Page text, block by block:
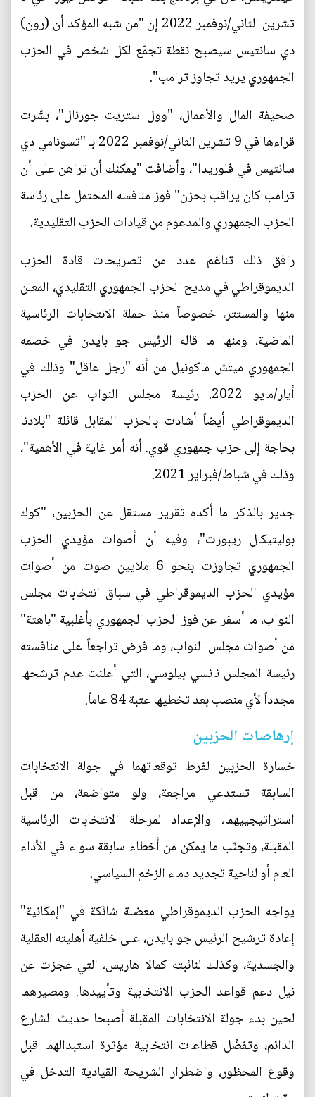
تشرين الثاني/نوفمبر 2022 إن "من شبه المؤكد أن (رون)
دي سانتيس سيصبح نقطة تجمّع لكل شخص في الحزب
الجمهوري يريد تجاوز ترامب".
صحيفة المال والأعمال، "وول ستريت جورنال"، بشّرت
قراءها في 9 تشرين الثاني/نوفمبر 2022 بـ "تسونامي دي
سانتيس في فلوريدا"، وأضافت "يمكنك أن تراهن على أن
ترامب كان يراقب بحزن" فوز منافسه المحتمل على رئاسة
الحزب الجمهوري والمدعوم من قيادات الحزب التقليدية.
رافق ذلك تناغم عدد من تصريحات قادة الحزب
الديموقراطي في مديح الحزب الجمهوري التقليدي، المعلن
منها والمستتر، خصوصاً منذ حملة الانتخابات الرئاسية
الماضية، ومنها ما قاله الرئيس جو بايدن في خصمه
الجمهوري ميتش ماكونيل من أنه "رجل عاقل" وذلك في
أيار/مايو 2022. رئيسة مجلس النواب عن الحزب
الديموقراطي أيضاً أشادت بالحزب المقابل قائلة "بلادنا
بحاجة إلى حزب جمهوري قوي. أنه أمر غاية في الأهمية"،
وذلك في شباط/فبراير 2021.
جدير بالذكر ما أكده تقرير مستقل عن الحزبين، "كوك
بوليتيكال ريبورت"، وفيه أن أصوات مؤيدي الحزب
الجمهوري تجاوزت بنحو 6 ملايين صوت من أصوات
مؤيدي الحزب الديموقراطي في سباق انتخابات مجلس
النواب، ما أسفر عن فوز الحزب الجمهوري بأغلبية "باهتة"
من أصوات مجلس النواب، وما فرض تراجعاً على منافسته
رئيسة المجلس نانسي بيلوسي، التي أعلنت عدم ترشحها
مجدداً لأي منصب بعد تخطيها عتبة 84 عاماً.
إرهاصات الحزبين
خسارة الحزبين لفرط توقعاتهما في جولة الانتخابات
السابقة تستدعي مراجعة، ولو متواضعة، من قبل
استراتيجييهما، والإعداد لمرحلة الانتخابات الرئاسية
المقبلة، وتجنّب ما يمكن من أخطاء سابقة سواء في الأداء
العام أو لناحية تجديد دماء الزخم السياسي.
يواجه الحزب الديموقراطي معضلة شائكة في "إمكانية"
إعادة ترشيح الرئيس جو بايدن، على خلفية أهليته العقلية
والجسدية، وكذلك لنائبته كمالا هاريس، التي عجزت عن
نيل دعم قواعد الحزب الانتخابية وتأييدها. ومصيرهما
لحين بدء جولة الانتخابات المقبلة أصبحا حديث الشارع
الدائم، وتفضّل قطاعات انتخابية مؤثرة استبدالهما قبل
وقوع المحظور، واضطرار الشريحة القيادية التدخل في